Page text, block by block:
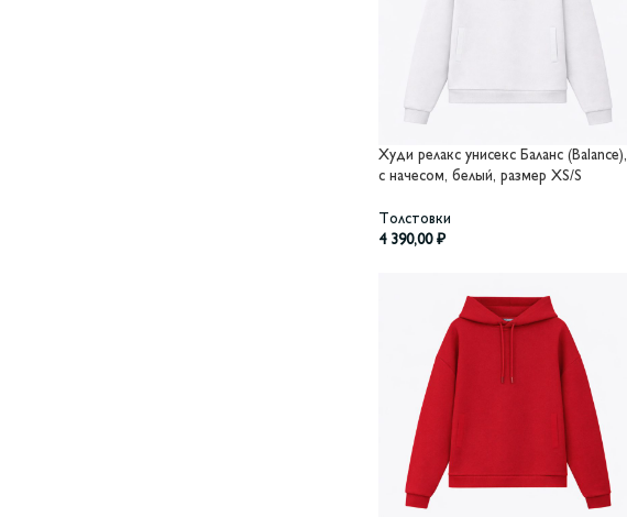
Худи релакс унисекс Баланс (Balance),
с начесом, белый, размер XS/S
Толстовки
4 390,00 ₽